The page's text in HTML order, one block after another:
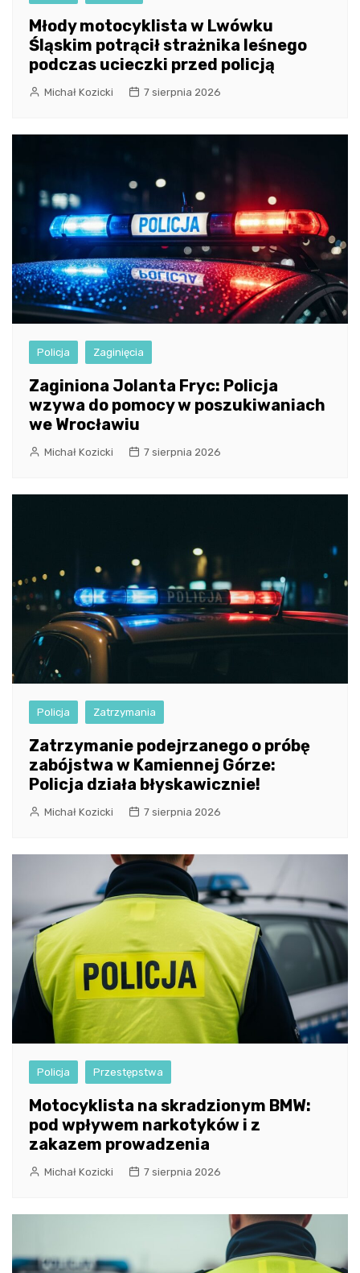
Młody motocyklista w Lwówku
Śląskim potrącił strażnika leśnego
podczas ucieczki przed policją
Michał Kozicki 7 sierpnia 2026
Policja Zaginięcia
Zaginiona Jolanta Fryc: Policja
wzywa do pomocy w poszukiwaniach
we Wrocławiu
Michał Kozicki 7 sierpnia 2026
Policja Zatrzymania
Zatrzymanie podejrzanego o próbę
zabójstwa w Kamiennej Górze:
Policja działa błyskawicznie!
Michał Kozicki 7 sierpnia 2026
Policja Przestępstwa
Motocyklista na skradzionym BMW:
pod wpływem narkotyków i z
zakazem prowadzenia
Michał Kozicki 7 sierpnia 2026